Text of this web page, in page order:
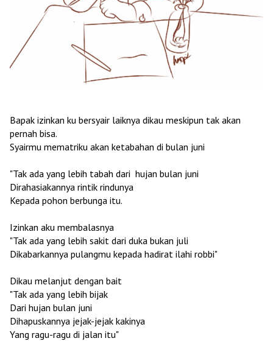
Bapak izinkan ku bersyair laiknya dikau meskipun tak akan
pernah bisa.
Syairmu mematriku akan ketabahan di bulan juni
"Tak ada yang lebih tabah dari hujan bulan juni
Dirahasiakannya rintik rindunya
Kepada pohon berbunga itu.
Izinkan aku membalasnya
"Tak ada yang lebih sakit dari duka bukan juli
Dikabarkannya pulangmu kepada hadirat ilahi robbi"
Dikau melanjut dengan bait
"Tak ada yang lebih bijak
Dari hujan bulan juni
Dihapuskannya jejak-jejak kakinya
Yang ragu-ragu di jalan itu"